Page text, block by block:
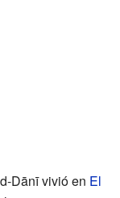
Dānī vivió en El